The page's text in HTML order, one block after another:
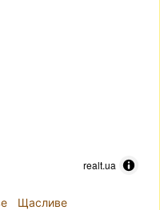
realt.ua
Щасливе